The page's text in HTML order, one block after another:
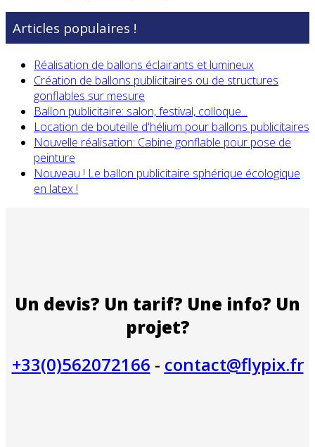
Articles populaires !
Réalisation de ballons éclairants et lumineux
Création de ballons publicitaires ou de structures
gonflables sur mesure
Ballon publicitaire: salon, festival, colloque...
Location de bouteille d'hélium pour ballons publicitaires
Nouvelle réalisation: Cabine gonflable pour pose de
peinture
Nouveau ! Le ballon publicitaire sphérique écologique
en latex !
Un devis? Un tarif? Une info? Un
projet?
+33(0)562072166 - contact@flypix.fr